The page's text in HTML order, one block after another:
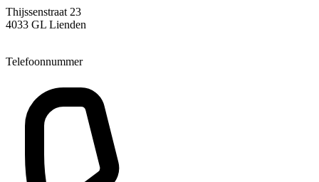
Thijssenstraat 23
4033 GL Lienden
Telefoonnummer